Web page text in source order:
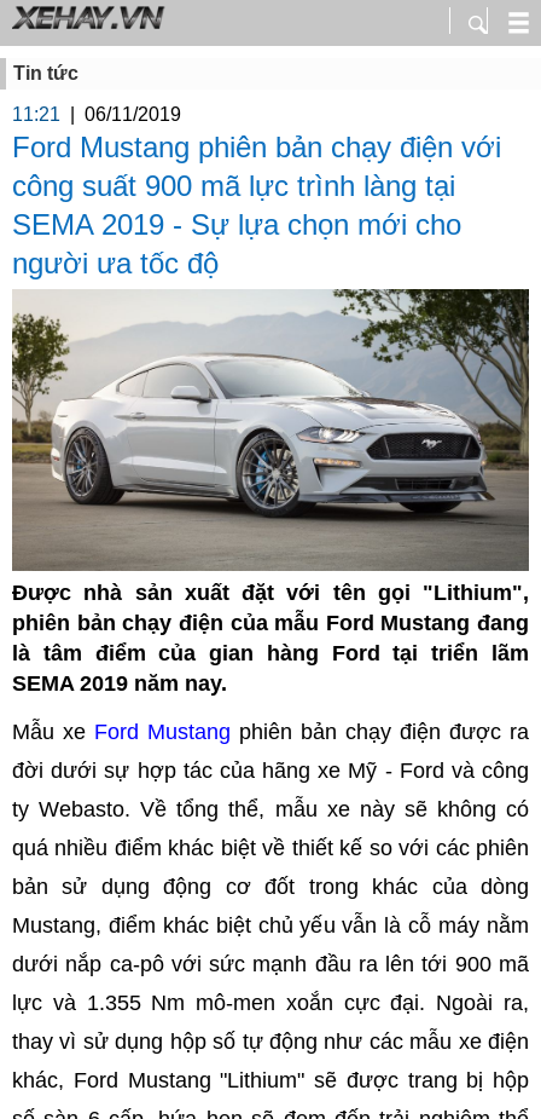
Tin tức
11:21
06/11/2019
Ford Mustang phiên bản chạy điện với
công suất 900 mã lực trình làng tại
SEMA 2019 - Sự lựa chọn mới cho
người ưa tốc độ
Được nhà sản xuất đặt với tên gọi "Lithium",
phiên bản chạy điện của mẫu Ford Mustang đang
là tâm điểm của gian hàng Ford tại triển lãm
SEMA 2019 năm nay.
Mẫu xe Ford Mustang phiên bản chạy điện được ra
đời dưới sự hợp tác của hãng xe Mỹ - Ford và công
ty Webasto. Về tổng thể, mẫu xe này sẽ không có
quá nhiều điểm khác biệt về thiết kế so với các phiên
bản sử dụng động cơ đốt trong khác của dòng
Mustang, điểm khác biệt chủ yếu vẫn là cỗ máy nằm
dưới nắp ca-pô với sức mạnh đầu ra lên tới 900 mã
lực và 1.355 Nm mô-men xoắn cực đại. Ngoài ra,
thay vì sử dụng hộp số tự động như các mẫu xe điện
khác, Ford Mustang "Lithium" sẽ được trang bị hộp